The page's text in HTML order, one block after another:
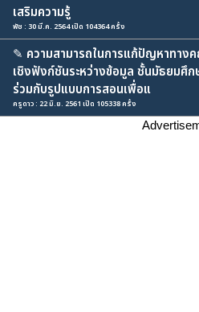
เสริมความรู้
พัช : 30 มี.ค. 2564 เปิด 104364 ครั้ง
✎ ความสามารถในการแก้ปัญหาทา
เชิงฟังก์ชันระหว่างข้อมูล ชั้นมัธยมศึก
ร่วมกับรูปแบบการสอนเพื่อแ
ครูดาว : 22 มิ.ย. 2561 เปิด 105338 ครั้ง